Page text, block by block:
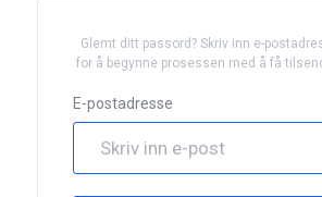
Glemt ditt passord? Skriv inn e-
for å begynne prosessen med å få
E-postadresse